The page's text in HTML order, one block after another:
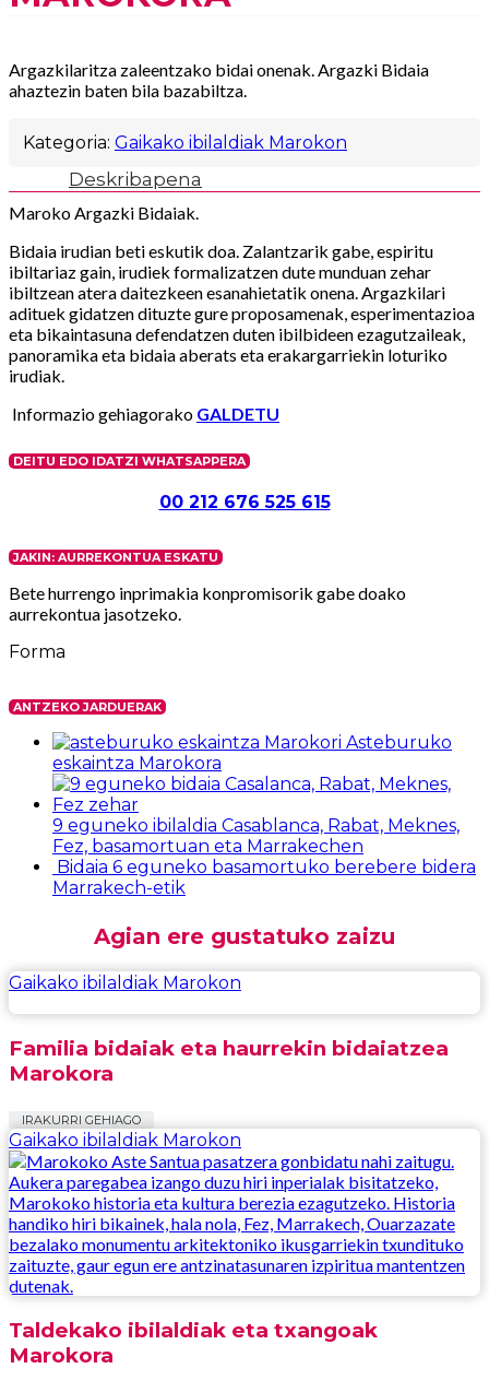
Argazkilaritza zaleentzako bidai onenak. Argazki Bidaia
ahaztezin baten bila bazabiltza.
Kategoria: Gaikako ibilaldiak Marokon
Deskribapena
Maroko Argazki Bidaiak.
Bidaia irudian beti eskutik doa. Zalantzarik gabe, espiritu
ibiltariaz gain, irudiek formalizatzen dute munduan zehar
ibiltzean atera daitezkeen esanahietatik onena. Argazkilari
adituek gidatzen dituzte gure proposamenak, esperimentazioa
eta bikaintasuna defendatzen duten ibilbideen ezagutzaileak,
panoramika eta bidaia aberats eta erakargarriekin loturiko
irudiak.
Informazio gehiagorako GALDETU
DEITU EDO IDATZI WHATSAPPERA
00 212 676 525 615
JAKIN: AURREKONTUA ESKATU
Bete hurrengo inprimakia konpromisorik gabe doako
aurrekontua jasotzeko.
Forma
ANTZEKO JARDUERAK
Asteburuko
eskaintza Marokora
9 eguneko ibilaldia Casablanca, Rabat, Meknes,
Fez, basamortuan eta Marrakechen
Bidaia 6 eguneko basamortuko berebere bidera
Marrakech-etik
Agian ere gustatuko zaizu
Gaikako ibilaldiak Marokon
Familia bidaiak eta haurrekin bidaiatzea
Marokora
IRAKURRI GEHIAGO
Gaikako ibilaldiak Marokon
Taldekako ibilaldiak eta txangoak
Marokora